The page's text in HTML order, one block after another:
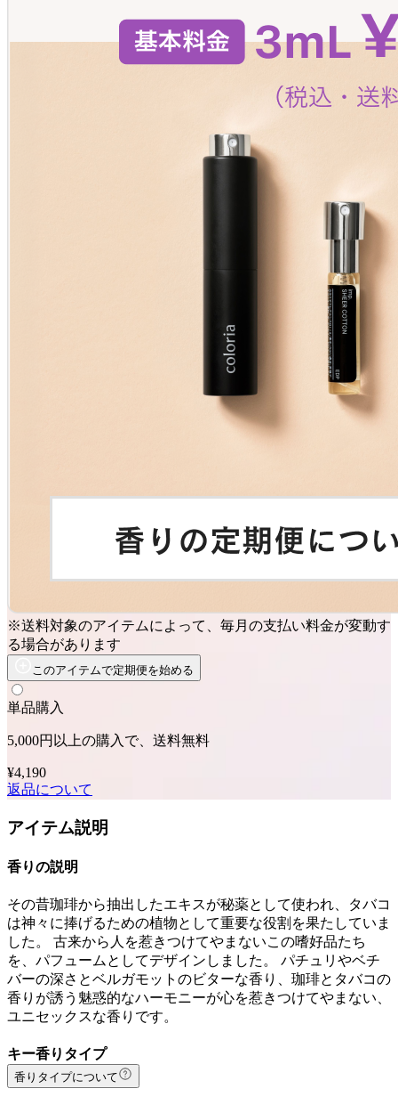
※送料対象のアイテムによって、毎月の支払い料金が変動す
る場合があります
このアイテムで定期便を始める
単品購入
5,000円以上の購入で、送料無料
¥4,190
返品について
アイテム説明
香りの説明
その昔珈琲から抽出したエキスが秘薬として使われ、タバコ
は神々に捧げるための植物として重要な役割を果たしていま
した。 古来から人を惹きつけてやまないこの嗜好品たち
を、パフュームとしてデザインしました。 パチュリやベチ
バーの深さとベルガモットのビターな香り、珈琲とタバコの
香りが誘う魅惑的なハーモニーが心を惹きつけてやまない、
ユニセックスな香りです。
キー香りタイプ
香りタイプについて